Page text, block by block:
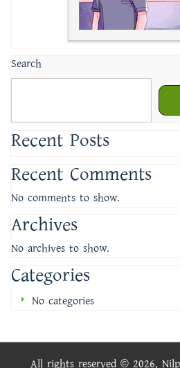
Search
Recent Posts
Recent Comments
No comments to show.
Archives
No archives to show.
Categories
No categories
All rights reserved © 2026,